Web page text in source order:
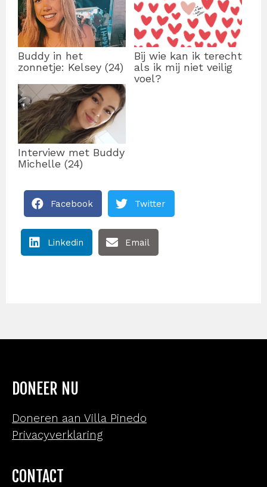
Buddy in het
zonnetje: Kelsey (24)
Bij wie kan ik terecht
als ik mij niet veilig
voel?
Interview met Buddy
Michelle (24)
Facebook Twitter
Linkedin Email
DONEER NU
Doneren aan Villa Pinedo
Privacyverklaring
CONTACT